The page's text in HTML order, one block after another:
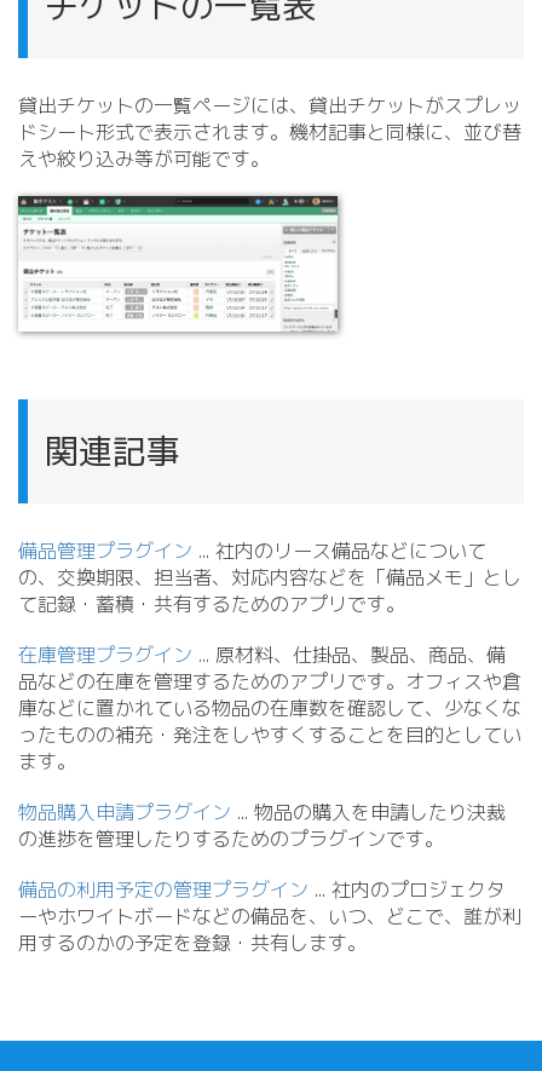
貸出チケットの一覧ページには、貸出チケットがスプレッ
ドシート形式で表示されます。機材記事と同様に、並び替
えや絞り込み等が可能です。
関連記事
備品管理プラグイン ... 社内のリース備品などについて
の、交換期限、担当者、対応内容などを「備品メモ」とし
て記録・蓄積・共有するためのアプリです。
在庫管理プラグイン ... 原材料、仕掛品、製品、商品、備
品などの在庫を管理するためのアプリです。オフィスや倉
庫などに置かれている物品の在庫数を確認して、少なくな
ったものの補充・発注をしやすくすることを目的としてい
ます。
物品購入申請プラグイン ... 物品の購入を申請したり決裁
の進捗を管理したりするためのプラグインです。
備品の利用予定の管理プラグイン ... 社内のプロジェクタ
ーやホワイトボードなどの備品を、いつ、どこで、誰が利
用するのかの予定を登録・共有します。